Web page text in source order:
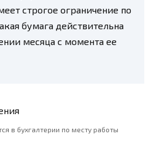
строгое ограничение по
бумага действительна
месяца с момента ее
в бухгалтерии по месту работы